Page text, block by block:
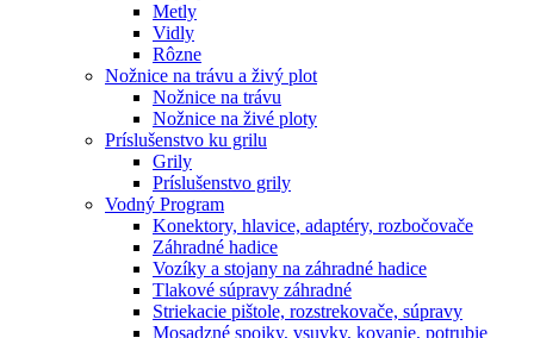
Metly
Vidly
Rôzne
Nožnice na trávu a živý plot
Nožnice na trávu
Nožnice na živé ploty
Príslušenstvo ku grilu
Grily
Príslušenstvo grily
Vodný Program
Konektory, hlavice, adaptéry, rozbočovače
Záhradné hadice
Vozíky a stojany na záhradné hadice
Tlakové súpravy záhradné
Striekacie pištole, rozstrekovače, súpravy
Mosadzné spojky, vsuvky, kovanie, potrubie